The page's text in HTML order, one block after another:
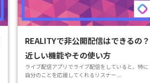
REALITYで非公開配信はできるの？
近しい機能やその使い方
ライブ配信アプリでライブ配信をしていると、特に
自分のことを応援してくれるリスナー ...